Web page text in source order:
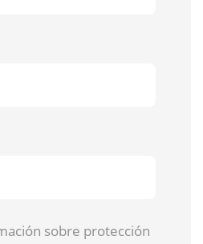
sobre protección